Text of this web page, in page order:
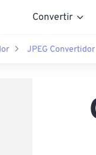
Convertir
JPEG Convertidor